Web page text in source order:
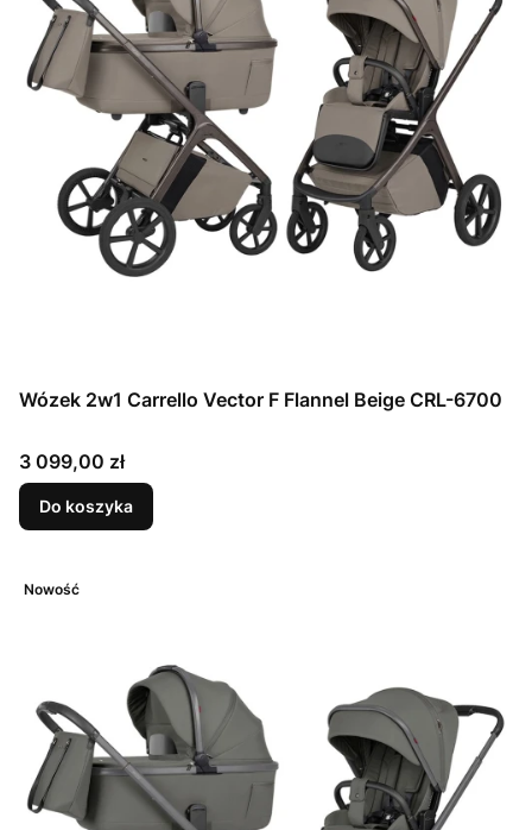
Wózek 2w1 Carrello Vector F Flannel Beige CRL-6700
Cena
3 099,00 zł
Do koszyka
Nowość